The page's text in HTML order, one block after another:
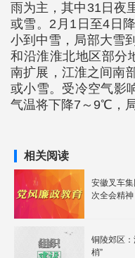
雨为主，其中31日夜
或雪。2月1日至4日
小到中雪，局部大雪
和沿淮淮北地区部分
南扩展，江淮之间南
或小雪。受冷空气影
气温将下降7～9℃，
相关阅读
安徽叉车
次全会精神
铜陵郊区
梢”